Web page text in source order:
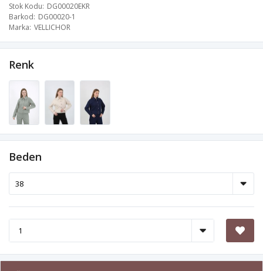
Stok Kodu DG00020EKR
Barkod DG00020-1
Marka VELLICHOR
Renk
Beden